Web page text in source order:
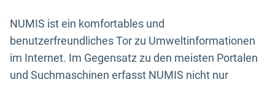
NUMIS ist ein komfortables und
benutzerfreundliches Tor zu Umweltinformationen
im Internet. Im Gegensatz zu den meisten Portalen
und Suchmaschinen erfasst NUMIS nicht nur